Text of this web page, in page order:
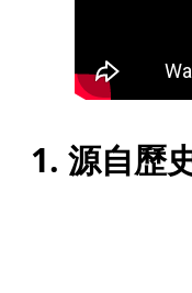
1. 源自歷